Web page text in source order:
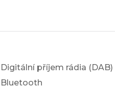
Digitální příjem rádia (DAB)
Bluetooth